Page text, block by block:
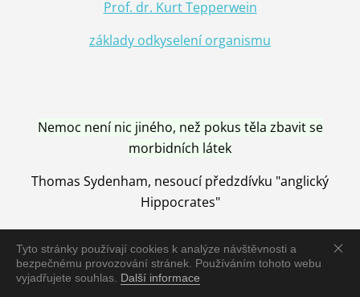
Tyto stránky používají cookies k analýze návštěvnosti a
bezpečnému provozování stránek. Používáním tohoto webu
vyjadřujete souhlas. Další informace
Prof. dr. Kurt Tepperwein
základy odkyselení organismu
Nemoc není nic jiného, než pokus těla zbavit se
morbidních látek
Thomas Sydenham, nesoucí předzdívku "anglický
Hippocrates"
Nemoc je vyléčena jen pomocí Přírody, neutralizací a